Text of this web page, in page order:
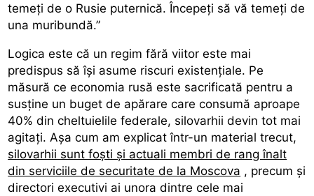
temeți de o Rusie puternică. Începeți să vă temeți de
una muribundă.”
Logica este că un regim fără viitor este mai
predispus să își asume riscuri existențiale. Pe
măsură ce economia rusă este sacrificată pentru a
susține un buget de apărare care consumă aproape
40% din cheltuielile federale, silovarhii devin tot mai
agitați. Așa cum am explicat într-un material trecut,
silovarhii sunt foști și actuali membri de rang înalt
din serviciile de securitate de la Moscova , precum și
directori executivi ai unora dintre cele mai